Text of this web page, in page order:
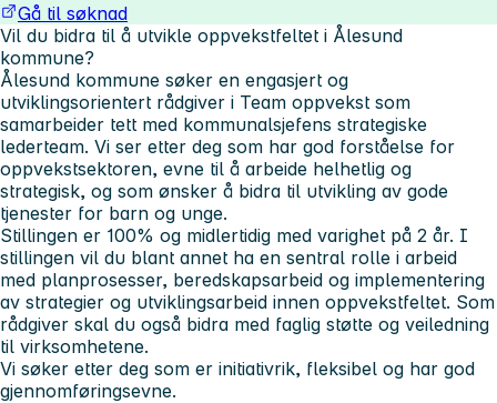
Gå til søknad
Vil du bidra til å utvikle oppvekstfeltet i Ålesund
kommune?
Ålesund kommune søker en engasjert og
utviklingsorientert rådgiver i Team oppvekst som
samarbeider tett med kommunalsjefens strategiske
lederteam. Vi ser etter deg som har god forståelse for
oppvekstsektoren, evne til å arbeide helhetlig og
strategisk, og som ønsker å bidra til utvikling av gode
tjenester for barn og unge.
Stillingen er 100% og midlertidig med varighet på 2 år. I
stillingen vil du blant annet ha en sentral rolle i arbeid
med planprosesser, beredskapsarbeid og implementering
av strategier og utviklingsarbeid innen oppvekstfeltet. Som
rådgiver skal du også bidra med faglig støtte og veiledning
til virksomhetene.
Vi søker etter deg som er initiativrik, fleksibel og har god
gjennomføringsevne.